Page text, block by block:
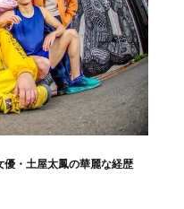
・土屋太鳳の華麗な経歴